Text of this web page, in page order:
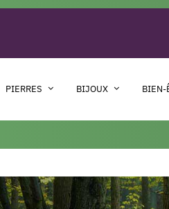
PIERRES BIJOUX BIEN-